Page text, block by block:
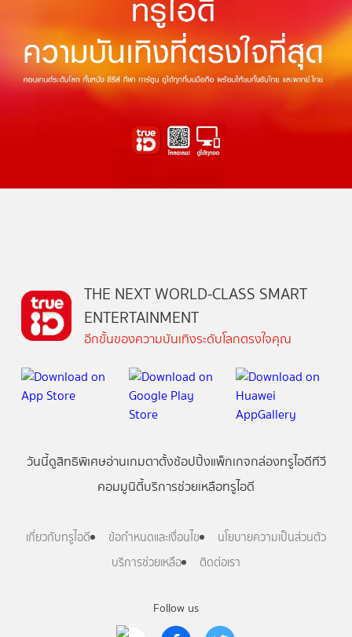
Follow us
THE NEXT WORLD-CLASS SMART
ENTERTAINMENT
อีกขั้นของความบันเทิงระดับโลกตรงใจคุณ
วันนี้ดูสิทธิพิเศษอ่านเกมตาตั้งช้อปปิ้งแพ็กเกจกล่องทรูไอดีทีวี
คอมมูนิตี้บริการช่วยเหลือทรูไอดี
เกี่ยวกับทรูไอดี ข้อกำหนดและเงื่อนไข
นโยบายความเป็นส่วนตัว
บริการช่วยเหลือ
ติดต่อเรา